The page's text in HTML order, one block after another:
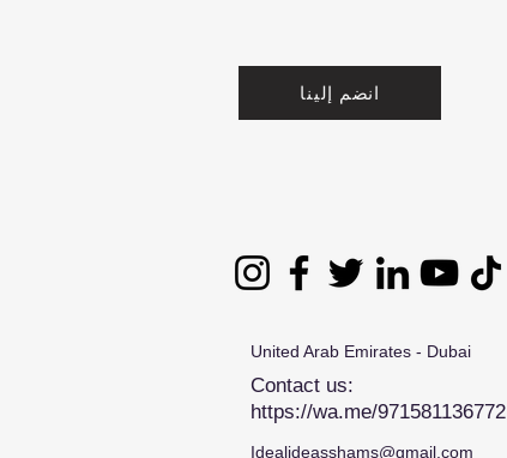
انضم إلينا
United Arab Emirates - Dubai
Contact us:
https://wa.me/971581136772
Idealideasshams@gmail.com